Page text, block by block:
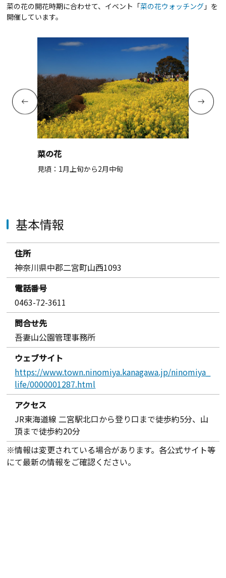
菜の花の開花時期に合わせて、イベント「菜の花ウォッチング 」を
開催しています。
菜の花
見頃：1月上旬から2月中旬
基本情報
住所
神奈川県中郡二宮町山西1093
電話番号
0463-72-3611
問合せ先
吾妻山公園管理事務所
ウェブサイト
https://www.town.ninomiya.kanagawa.jp/ninomiya_
life/0000001287.html
アクセス
JR東海道線 二宮駅北口から登り口まで徒歩約5分、山
頂まで徒歩約20分
※情報は変更されている場合があります。各公式サイト等
にて最新の情報をご確認ください。